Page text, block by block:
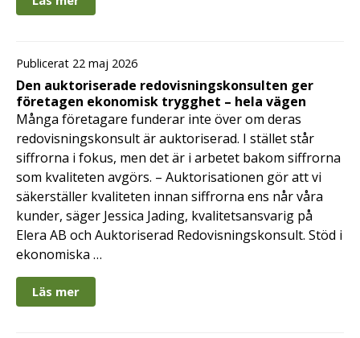
Publicerat 22 maj 2026
Den auktoriserade redovisningskonsulten ger
företagen ekonomisk trygghet – hela vägen
Många företagare funderar inte över om deras
redovisningskonsult är auktoriserad. I stället står
siffrorna i fokus, men det är i arbetet bakom siffrorna
som kvaliteten avgörs. – Auktorisationen gör att vi
säkerställer kvaliteten innan siffrorna ens når våra
kunder, säger Jessica Jading, kvalitetsansvarig på
Elera AB och Auktoriserad Redovisningskonsult. Stöd i
ekonomiska …
Läs mer